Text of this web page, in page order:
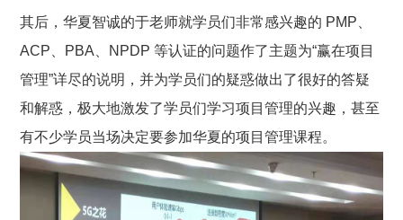
其后，华夏智诚的于老师就学员们非常感兴趣的 PMP、
ACP、PBA、NPDP 等认证的问题作了主题为“赢在项目
管理”详尽的说明，并为学员们的疑惑做出了很好的答疑
和解惑，极大地激发了学员们学习项目管理的兴趣，甚至
有不少学员当场决定要参加华夏的项目管理课程。